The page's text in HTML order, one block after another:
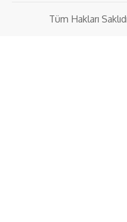
Tüm Hakları